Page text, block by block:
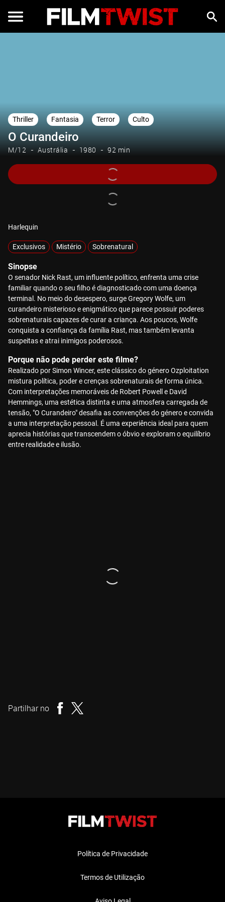
Thriller Fantasia Terror Culto
O Curandeiro
M/12 Austrália 1980 92 min
Harlequin
Exclusivos Mistério Sobrenatural
Sinopse
O senador Nick Rast, um influente político, enfrenta uma crise
familiar quando o seu filho é diagnosticado com uma doença
terminal. No meio do desespero, surge Gregory Wolfe, um
curandeiro misterioso e enigmático que parece possuir poderes
sobrenaturais capazes de curar a criança. Aos poucos, Wolfe
conquista a confiança da família Rast, mas também levanta
suspeitas e atrai inimigos poderosos.
Porque não pode perder este filme?
Realizado por Simon Wincer, este clássico do género Ozploitation
mistura política, poder e crenças sobrenaturais de forma única.
Com interpretações memoráveis de Robert Powell e David
Hemmings, uma estética distinta e uma atmosfera carregada de
tensão, "O Curandeiro" desafia as convenções do género e convida
a uma interpretação pessoal. É uma experiência ideal para quem
aprecia histórias que transcendem o óbvio e exploram o equilíbrio
entre realidade e ilusão.
Partilhar no
Política de Privacidade
Termos de Utilização